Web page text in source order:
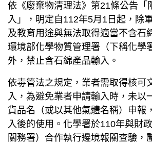
依《廢棄物清理法》第21條公告「
入」，明定自112年5月1日起，除
及教育用途與無法取得適當不含石
環境部化學物質管理署（下稱化學
外，禁止含石綿產品輸入。
依毒管法之規定，業者需取得核可
入，為避免業者申請輸入時，未以
貨品名（或以其他氣體名稱）申報
入後的使用。化學署於110年與財
關務署）合作執行邊境報關查驗，